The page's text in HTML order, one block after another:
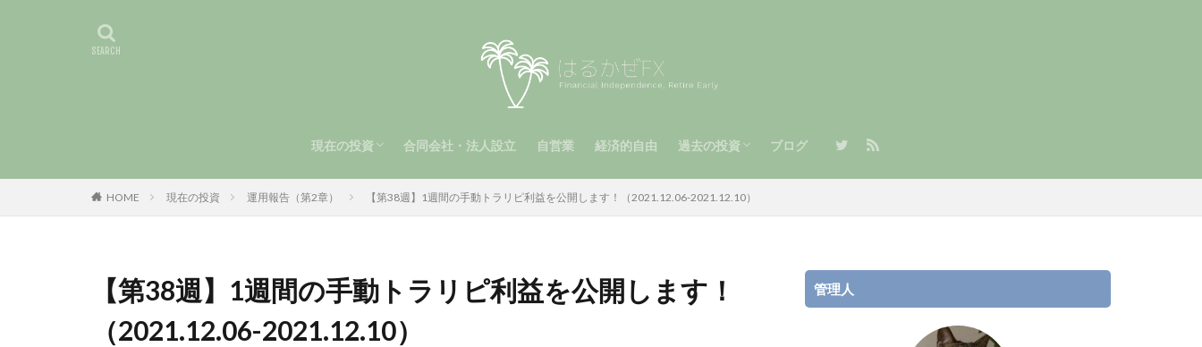
現在の投資
手動トラリピ（第2章）
運用報告（第2章）
合同会社・法人設立 自営業 経済的自由 過去の投資
手動トラリピ（第1章）
メキシコペソ（MXN/JPY）積立
南アフリカランド（ZAR/JPY）積立
ビットコイン
運用報告（第1章）
自動トラリピ
ブログ
HOME 現在の投資 運用報告（第2章） 【第38週】1週間の手動トラリピ利益を公開します！（2021.12.06-2021.12.10）
【第38週】1週間の手動トラリピ利益を公開します！
（2021.12.06-2021.12.10）
管理人